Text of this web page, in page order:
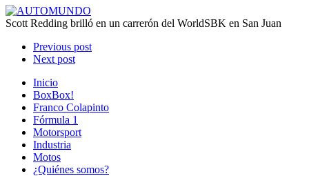
Scott Redding brilló en un carrerón del WorldSBK en San Juan
Previous post
Next post
Inicio
BoxBox!
Franco Colapinto
Fórmula 1
Motorsport
Industria
Motos
¿Quiénes somos?